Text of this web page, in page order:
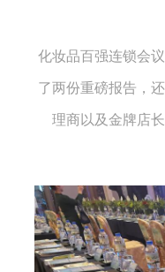
化妆品百强连锁会
了两份重磅报告，
理商以及金牌店